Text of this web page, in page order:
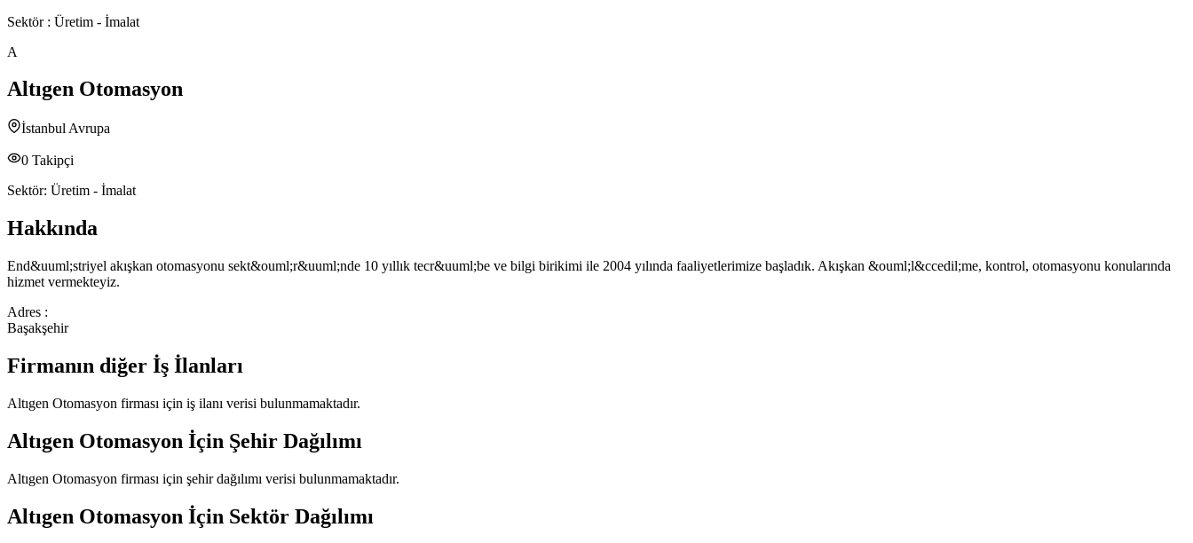
Sektör : Üretim - İmalat
A
Altıgen Otomasyon
İstanbul Avrupa
0 Takipçi
Sektör: Üretim - İmalat
Hakkında
End&uuml;striyel akışkan otomasyonu sekt&ouml;r&uuml;nde 10 yıllık tecr&uuml;be ve bilgi birikimi ile 2004 yılında faaliyetlerimize başladık. Akışkan &ouml;l&ccedil;me, kontrol, otomasyonu konularında
hizmet vermekteyiz.
Adres :
Başakşehir
Firmanın diğer İş İlanları
Altıgen Otomasyon firması için iş ilanı verisi bulunmamaktadır.
Altıgen Otomasyon İçin Şehir Dağılımı
Altıgen Otomasyon firması için şehir dağılımı verisi bulunmamaktadır.
Altıgen Otomasyon İçin Sektör Dağılımı